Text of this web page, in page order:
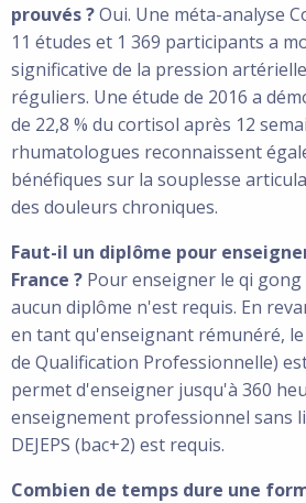
prouvés ?Oui. Une méta-analyse
11 études et 1 369 participants a
significative de la pression
réguliers. Une étude de 2016 a
de 22,8 % du cortisol après 12
rhumatologues reconnaissent
bénéfiques sur la souplesse
des douleurs chroniques.
Faut-il un diplôme pour
France ? Pour enseigner le qi
aucun diplôme n'est requis. En
en tant qu'enseignant rémunéré, le
de Qualification Professionnelle)
permet d'enseigner jusqu'à 360
enseignement professionnel sans
DEJEPS (bac+2) est requis.
Combien de temps dure une